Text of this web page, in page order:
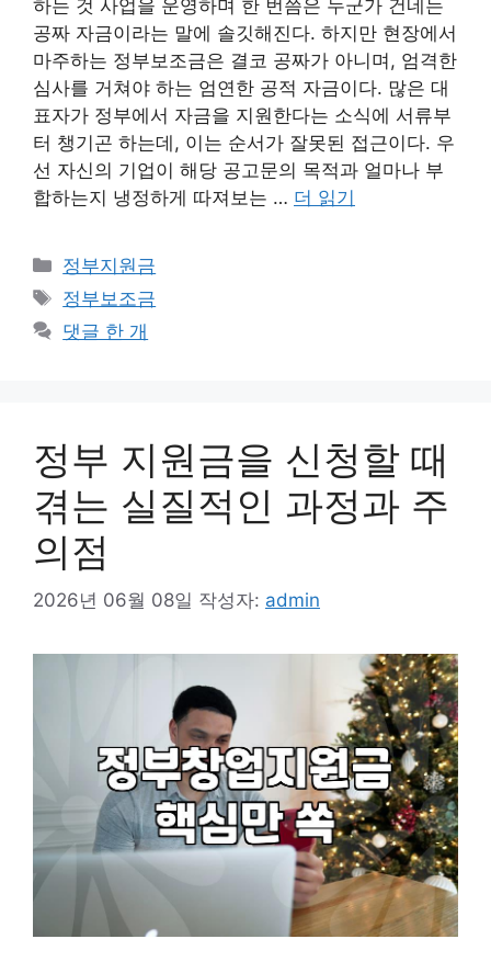
하는 것 사업을 운영하며 한 번쯤은 누군가 건네는
공짜 자금이라는 말에 솔깃해진다. 하지만 현장에서
마주하는 정부보조금은 결코 공짜가 아니며, 엄격한
심사를 거쳐야 하는 엄연한 공적 자금이다. 많은 대
표자가 정부에서 자금을 지원한다는 소식에 서류부
터 챙기곤 하는데, 이는 순서가 잘못된 접근이다. 우
선 자신의 기업이 해당 공고문의 목적과 얼마나 부
합하는지 냉정하게 따져보는 … 더 읽기
카
테
리
정부지원금
태
그
정부보조금
댓글 한 개
정부 지원금을 신청할 때
겪는 실질적인 과정과 주
의점
2026년 06월 08일 작성자: admin